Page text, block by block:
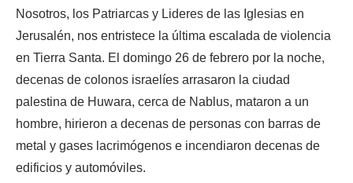
Nosotros, los Patriarcas y Lideres de las Iglesias en
Jerusalén, nos entristece la última escalada de violencia
en Tierra Santa. El domingo 26 de febrero por la noche,
decenas de colonos israelíes arrasaron la ciudad
palestina de Huwara, cerca de Nablus, mataron a un
hombre, hirieron a decenas de personas con barras de
metal y gases lacrimógenos e incendiaron decenas de
edificios y automóviles.